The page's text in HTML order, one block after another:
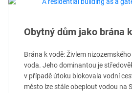
Obytný dům jako brána
Brána k vodě: Živlem
voda. Jeho dominantou je
v případě útoku blokovala vodní
město lze stále obeplout vodou na